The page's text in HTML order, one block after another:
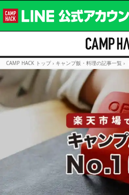
CAMP HACK トップ › キャンプ飯・料理の記事一覧 ›